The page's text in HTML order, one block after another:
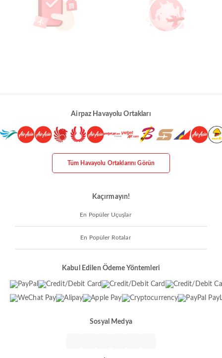
Airpaz Havayolu Ortakları
Tüm Havayolu Ortaklarını Görün
Kaçırmayın!
En Popüler Uçuşlar
En Popüler Rotalar
Kabul Edilen Ödeme Yöntemleri
Sosyal Medya